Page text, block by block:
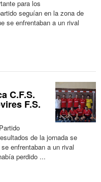
para los
seguían en la zona de
se enfrentaban a un rival
C.F.S.
F.S.
de la jornada se
enfrentaban a un rival
perdido ...